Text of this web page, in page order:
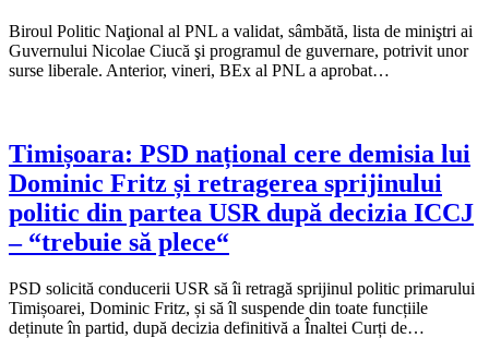
Biroul Politic Naţional al PNL a validat, sâmbătă, lista de miniştri ai
Guvernului Nicolae Ciucă şi programul de guvernare, potrivit unor
surse liberale. Anterior, vineri, BEx al PNL a aprobat…
Timișoara: PSD național cere demisia lui
Dominic Fritz și retragerea sprijinului
politic din partea USR după decizia ICCJ
– “trebuie să plece“
PSD solicită conducerii USR să îi retragă sprijinul politic primarului
Timișoarei, Dominic Fritz, și să îl suspende din toate funcțiile
deținute în partid, după decizia definitivă a Înaltei Curți de…